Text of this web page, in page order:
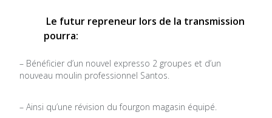
Le futur repreneur lors de la transmission
pourra:
– Bénéficier d’un nouvel expresso 2 groupes et d’un
nouveau moulin professionnel Santos.
– Ainsi qu’une révision du fourgon magasin équipé.